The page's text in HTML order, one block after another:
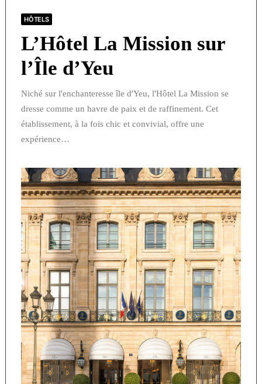
HÔTELS
L’Hôtel La Mission sur
l’Île d’Yeu
Niché sur l'enchanteresse île d'Yeu, l'Hôtel La Mission se
dresse comme un havre de paix et de raffinement. Cet
établissement, à la fois chic et convivial, offre une
expérience…